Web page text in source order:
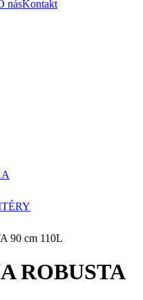
násKontakt
90 cm 110L
ROBUSTA